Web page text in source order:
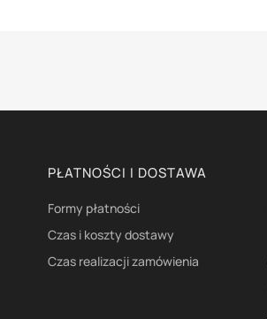
PŁATNOŚCI I DOSTAWA
Formy płatności
Czas i koszty dostawy
Czas realizacji zamówienia